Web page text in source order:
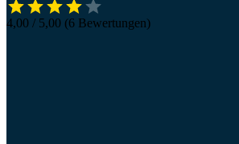
4,00 / 5,00 (6 Bewertungen)